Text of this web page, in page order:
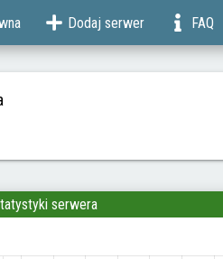
Dodaj serwer FAQ
serwera